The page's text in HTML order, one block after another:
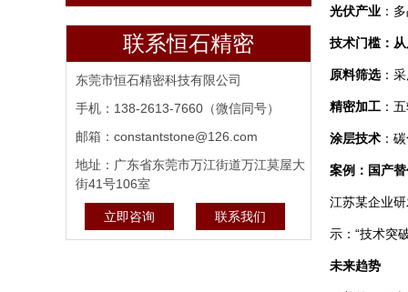
联系恒石精密
东莞市恒石精密科技有限公司
手机：138-2613-7660（微信同号）
邮箱：constantstone@126.com
地址：广东省东莞市万江街道万江莫屋大
街41号106室
立即咨询 联系我们
光伏产业 ：
技术门槛：
原料筛选：
精密加工 ：
涂层技术 ：
案例：国产
江苏某企业
示：“技术突
未来趋势